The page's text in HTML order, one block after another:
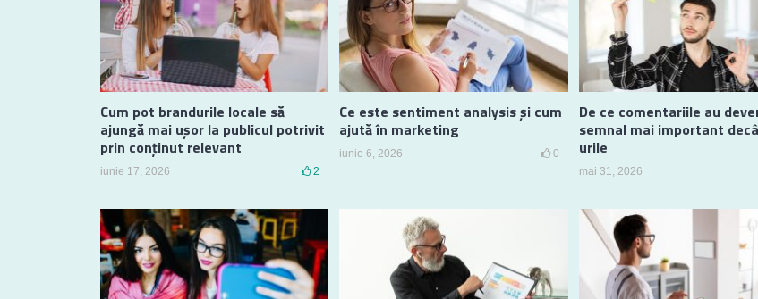
Cum pot brandurile locale să
ajungă mai ușor la publicul potrivit
prin conținut relevant
iunie 17, 2026 2
Ce este sentiment analysis și cum
ajută în marketing
iunie 6, 2026 0
De ce comentariile au
semnal mai important
urile
mai 31, 2026